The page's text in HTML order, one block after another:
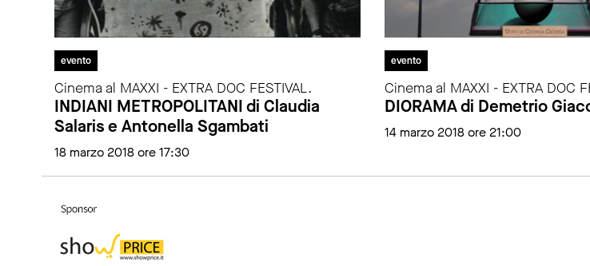
evento
Cinema al MAXXI - EXTRA DOC FESTIVAL.
INDIANI METROPOLITANI di Claudia
Salaris e Antonella Sgambati
18 marzo 2018 ore 17:30
evento
Cinema al MAXXI - EXTRA DOC
DIORAMA di Demetrio
14 marzo 2018 ore 21:00